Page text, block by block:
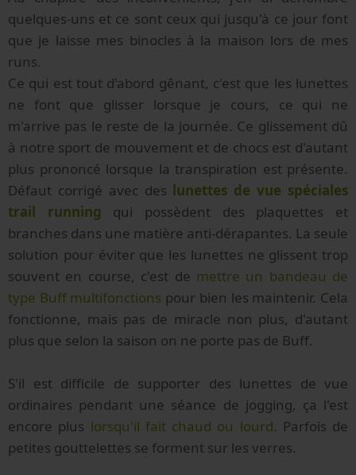
quelques-uns et ce sont ceux qui jusqu'à ce jour font
que je laisse mes binocles à la maison lors de mes
runs.
Ce qui est tout d'abord gênant, c'est que les lunettes
ne font que glisser lorsque je cours, ce qui ne
m'arrive pas le reste de la journée. Ce glissement dû
à notre sport de mouvement et de chocs est d'autant
plus prononcé lorsque la transpiration est présente.
Défaut corrigé avec des lunettes de vue spéciales
trail running qui possèdent des plaquettes et
branches dans une matière anti-dérapantes. La seule
solution pour éviter que les lunettes ne glissent trop
souvent en course, c'est de mettre un bandeau de
type Buff multifonctions pour bien les maintenir. Cela
fonctionne, mais pas de miracle non plus, d'autant
plus que selon la saison on ne porte pas de Buff.
S'il est difficile de supporter des lunettes de vue
ordinaires pendant une séance de jogging, ça l'est
encore plus lorsqu'il fait chaud ou lourd. Parfois de
petites gouttelettes se forment sur les verres.